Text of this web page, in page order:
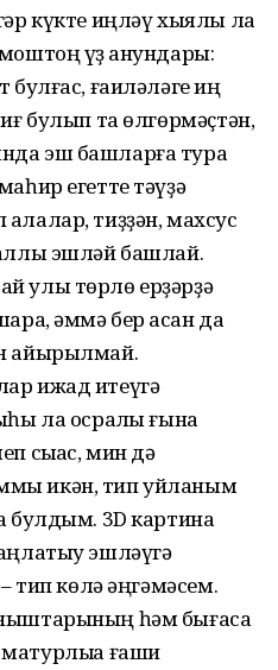
күкте иңләү хыялы ла
үҙ ҡанундары:
булғас, ғаиләләге иң
булып та өлгөрмәҫтән,
эш башларға тура
егетте тәүҙә
тиҙҙән, махсус
эшләй башлай.
улы төрлө ерҙәрҙә
әммә бер ҡасан да
айырылмай.
ижад итеүгә
ла осраҡлы ғына
сыҡҡас, мин дә
икән, тип уйланым
булдым. 3D картина
эшләүгә
тип көлә әңгәмәсем.
һәм бығаса
ғашиҡ